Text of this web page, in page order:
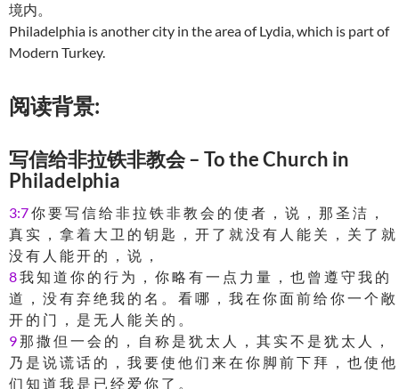
境内。
Philadelphia is another city in the area of Lydia, which is part of
Modern Turkey.
阅读背景:
写信给非拉铁非教会 – To the Church in
Philadelphia
3:7你 要 写 信 给 非 拉 铁 非 教 会 的 使 者 ， 说 ， 那 圣 洁 ，
真 实 ， 拿 着 大 卫 的 钥 匙 ， 开 了 就 没 有 人 能 关 ， 关 了 就
没 有 人 能 开 的 ， 说 ，
8我 知 道 你 的 行 为 ， 你 略 有 一 点 力 量 ， 也 曾 遵 守 我 的
道 ， 没 有 弃 绝 我 的 名 。 看 哪 ， 我 在 你 面 前 给 你 一 个 敞
开 的 门 ， 是 无 人 能 关 的 。
9那 撒 但 一 会 的 ， 自 称 是 犹 太 人 ， 其 实 不 是 犹 太 人 ，
乃 是 说 谎 话 的 ， 我 要 使 他 们 来 在 你 脚 前 下 拜 ， 也 使 他
们 知 道 我 是 已 经 爱 你 了 。